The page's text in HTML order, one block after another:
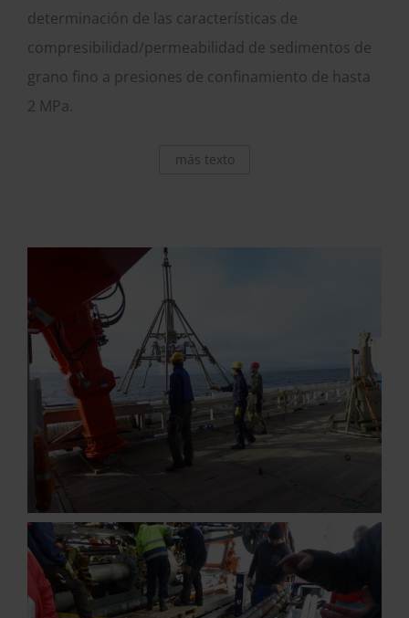
determinación de las características de
compresibilidad/permeabilidad de sedimentos de
grano fino a presiones de confinamiento de hasta
2 MPa.
más texto